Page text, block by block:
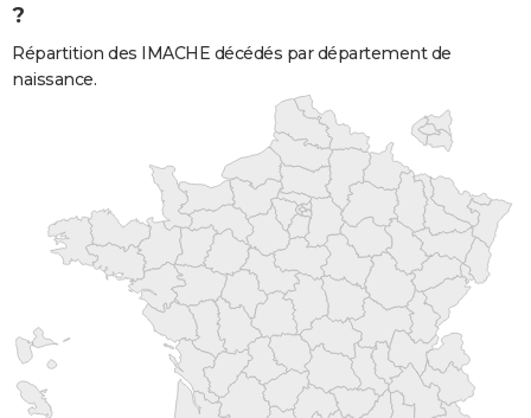
?
Répartition des IMACHE décédés par département de
naissance.